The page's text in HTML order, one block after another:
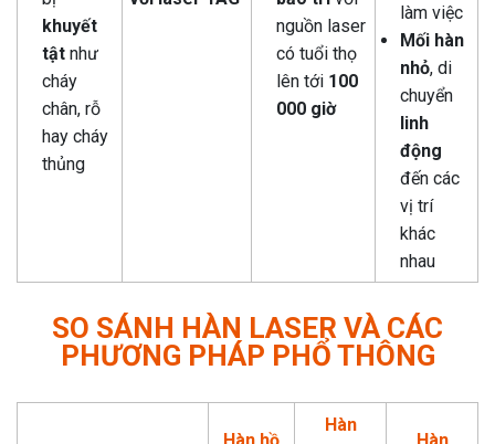
khuyết
tật như
cháy
chân, rỗ
hay cháy
thủng
nguồn laser
có tuổi thọ
lên tới 100
000 giờ
làm việc
Mối hàn
nhỏ, di
chuyển
linh
động
đến các
vị trí
khác
nhau
SO SÁNH HÀN LASER VÀ CÁC
PHƯƠNG PHÁP PHỔ THÔNG
Hàn hồ
Hàn
Hàn